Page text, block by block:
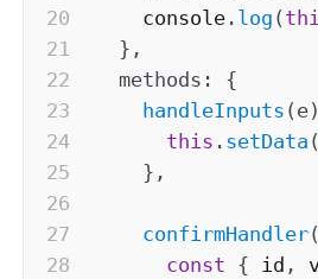
    console
. log (
} ,
methods :
{
handleInputs ( e)
this . setData (
} ,
confirmHandler(
const { id ,